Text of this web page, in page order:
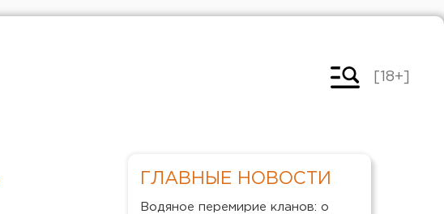
[18+]
ГЛАВНЫЕ НОВОСТИ
Водяное перемирие кланов: о